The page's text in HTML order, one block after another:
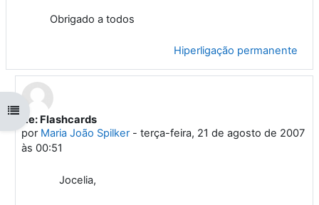
Abrir índice da disciplina
Obrigado a todos
Hiperligação permanente
Em resposta a 'jocelia albino'
Re: Flashcards
por Maria João Spilker- terça-feira, 21 de agosto de 2007
às 00:51
Jocelia,